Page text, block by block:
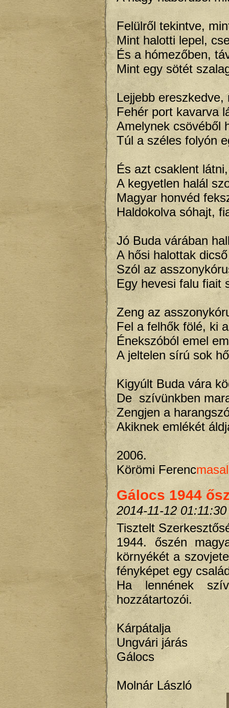
Felülről tekintve,
Mint halotti lepel,
És a hómezőben,
Mint egy sötét
Lejjebb
Fehér port kavarva
Amelynek csövéből
Túl a széles folyón
És azt csaklent
A kegyetlen halál
Magyar honvéd
Haldokolva sóhajt,
Jó Buda várában
A hősi halottak
Szól az
Egy hevesi falu fiait
Zeng az
Fel a felhők fölé, ki
Énekszóból emel
A jeltelen sírú sok
Kigyúlt Buda vára
De szívünkben
Zengjen a
Akiknek emlékét
2006.
Körömi Ferenc
Gálocs 1944
2014-11-12 01:11:30
Tisztelt
1944. őszén
környékét a
fényképet egy
Ha lennének
hozzátartozói.
Kárpátalja
Ungvári járás
Gálocs
Molnár László